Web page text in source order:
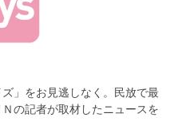
」をお見逃しなく。民放で最
の記者が取材したニュースを